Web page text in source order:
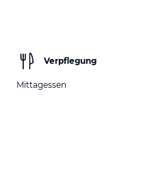
Verpflegung
Mittagessen